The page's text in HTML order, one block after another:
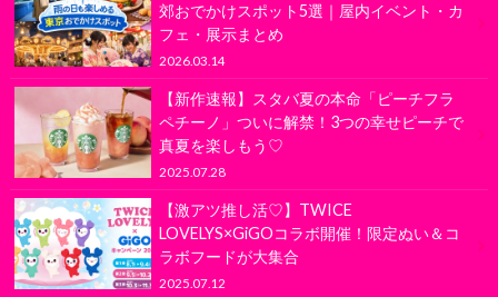
郊おでかけスポット5選｜屋内イベント・カ
フェ・展示まとめ
2026.03.14
【新作速報】スタバ夏の本命「ピーチフラ
ペチーノ」ついに解禁！3つの幸せピーチで
真夏を楽しもう♡
2025.07.28
【激アツ推し活♡】TWICE
LOVELYS×GiGOコラボ開催！限定ぬい＆コ
ラボフードが大集合
2025.07.12